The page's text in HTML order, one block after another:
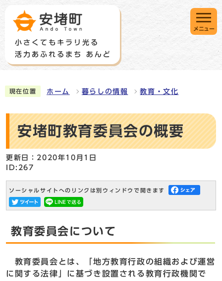
メニュー
現在位置 ホーム 暮らしの情報 教育・文化
安堵町教育委員会の概要
更新日：2020年10月1日
ID:267
ソーシャルサイトへのリンクは別ウィンドウで開きます
教育委員会について
教育委員会とは、「地方教育行政の組織および運営
に関する法律」に基づき設置される教育行政機関で